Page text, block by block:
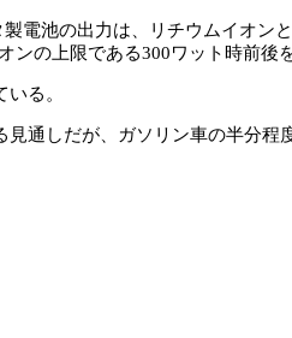
池の出力は、リチウムイオン
の上限である300ワット時前後を
る。
しだが、ガソリン車の半分程